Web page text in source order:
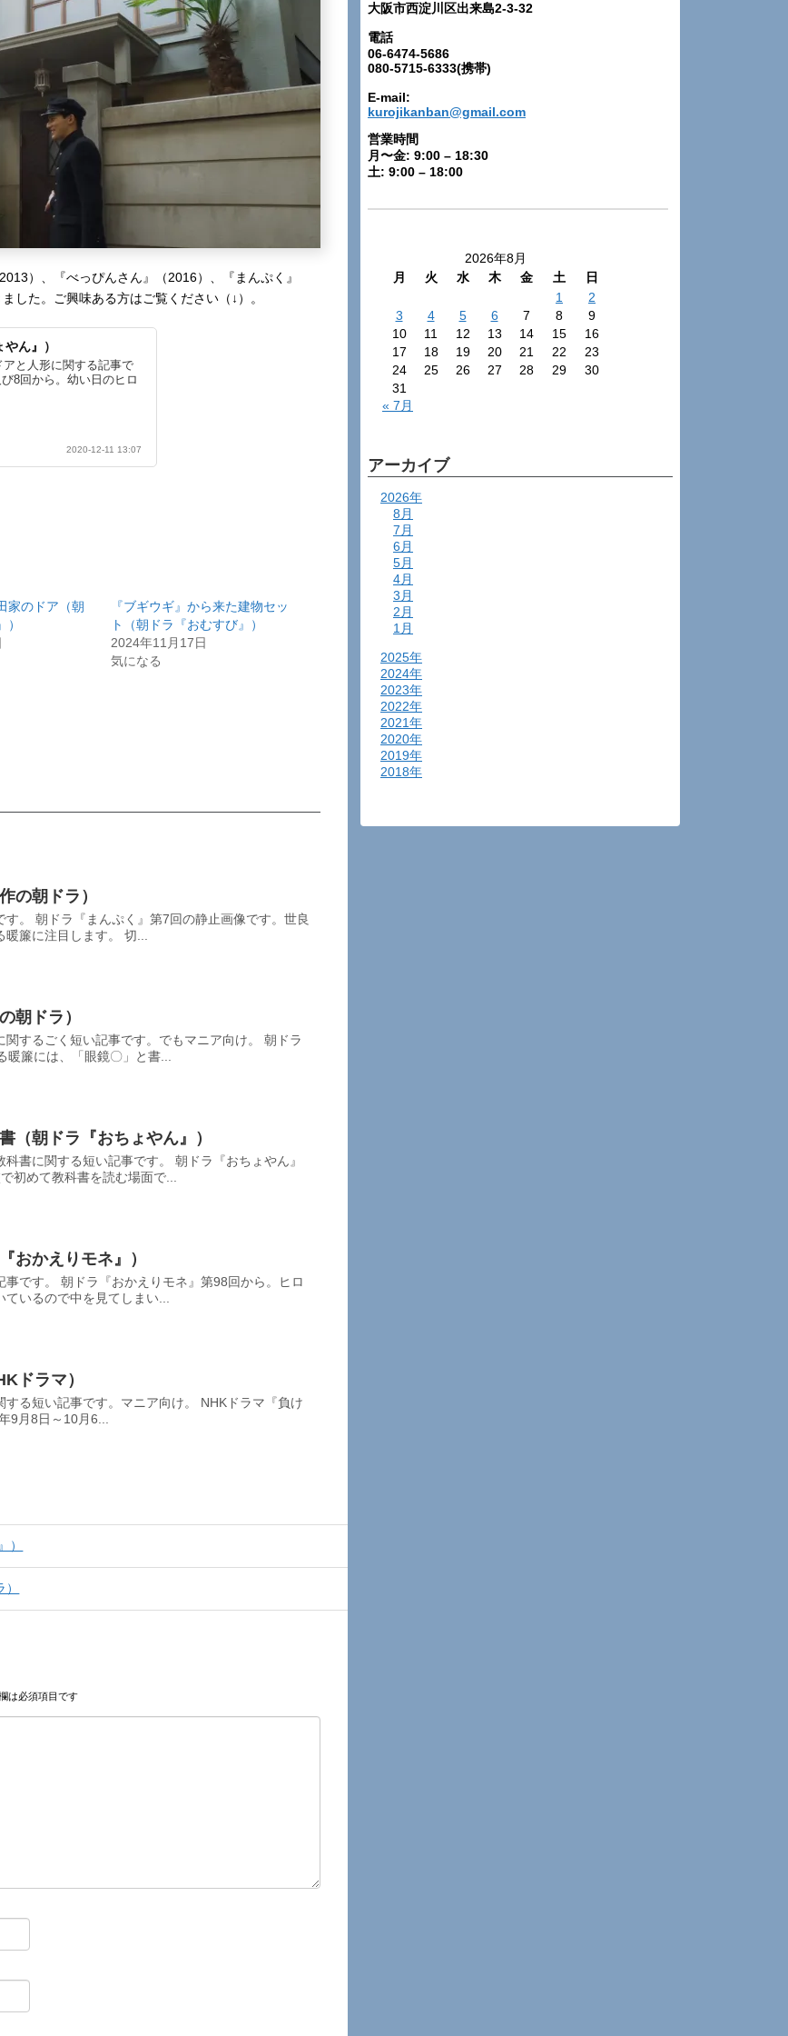
）、『べっぴんさん』（2016）、『まんぷく』
した。ご興味ある方はご覧ください（↓）。
ん』）
アと人形に関する記事で
8回から。幼い日のヒロ
2020-12-11 13:07
家のドア（朝
）
『ブギウギ』から来た建物セッ
ト（朝ドラ『おむすび』）
2024年11月17日
気になる
の朝ドラ）
す。 朝ドラ『まんぷく』第7回の静止画像です。世良
暖簾に注目します。 切...
朝ドラ）
関するごく短い記事です。でもマニア向け。 朝ドラ
暖簾には、「眼鏡〇」と書...
（朝ドラ『おちょやん』）
書に関する短い記事です。 朝ドラ『おちょやん』
初めて教科書を読む場面で...
おかえりモネ』）
事です。 朝ドラ『おかえりモネ』第98回から。ヒロ
ているので中を見てしまい...
ドラマ）
する短い記事です。マニア向け。 NHKドラマ『負け
9月8日～10月6...
）
は必須項目です
大阪市西淀川区出来島2-3-32
電話
06-6474-5686
080-5715-6333(携帯)
E-mail:
kurojikanban@gmail.com
営業時間
月〜金: 9:00 – 18:30
土: 9:00 – 18:00
2026年8月
月
火 水 木 金 土
日
1
2
3
4 5 6 7 8
9
10
11 12 13 14 15
16
17
18 19 20 21 22
23
24
25 26 27 28 29
30
31
« 7月
アーカイブ
2026年
8月
7月
6月
5月
4月
3月
2月
1月
2025年
2024年
2023年
2022年
2021年
2020年
2019年
2018年